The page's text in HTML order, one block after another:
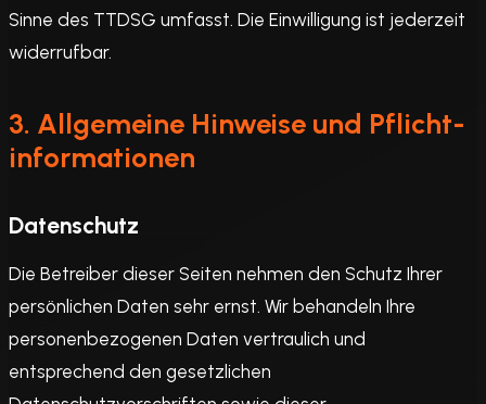
Sinne des TTDSG umfasst. Die Einwilligung ist jederzeit
widerrufbar.
3. Allgemeine Hinweise und Pflicht­
informationen
Datenschutz
Die Betreiber dieser Seiten nehmen den Schutz Ihrer
persönlichen Daten sehr ernst. Wir behandeln Ihre
personenbezogenen Daten vertraulich und
entsprechend den gesetzlichen